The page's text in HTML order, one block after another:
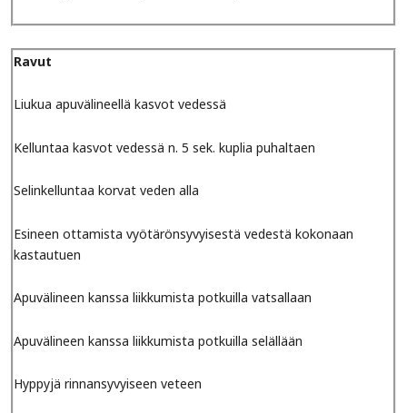
Ravut
Liukua apuvälineellä kasvot vedessä
Kelluntaa kasvot vedessä n. 5 sek. kuplia puhaltaen
Selinkelluntaa korvat veden alla
Esineen ottamista vyötärönsyvyisestä vedestä kokonaan
kastautuen
Apuvälineen kanssa liikkumista potkuilla vatsallaan
Apuvälineen kanssa liikkumista potkuilla selällään
Hyppyjä rinnansyvyiseen veteen